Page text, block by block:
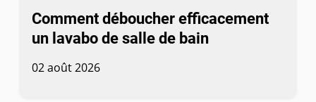
Comment déboucher efficacement
un lavabo de salle de bain
02 août 2026